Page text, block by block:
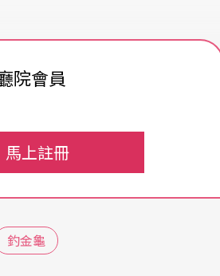
選《理查三世》的段落，突顯了
的設計，將兩者穿插對應的敘事
充說明，或在情感上產生連結，
所致，兩者在主觀意志上有根本
院會員
馬上註冊
釣金龜